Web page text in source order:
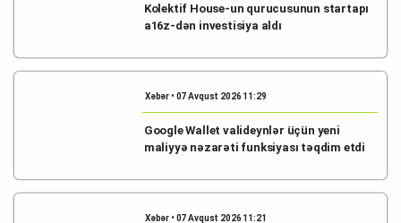
Kolektif House-un qurucusunun startapı
a16z-dən investisiya aldı
Xəbər • 07 Avqust 2026 11:29
Google Wallet valideynlər üçün yeni
maliyyə nəzarəti funksiyası təqdim etdi
Xəbər • 07 Avqust 2026 11:21